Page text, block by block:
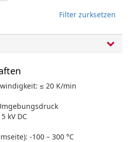
Filter zurksetzen
≤ 20 K/min
kV DC
-100 – 300 °C